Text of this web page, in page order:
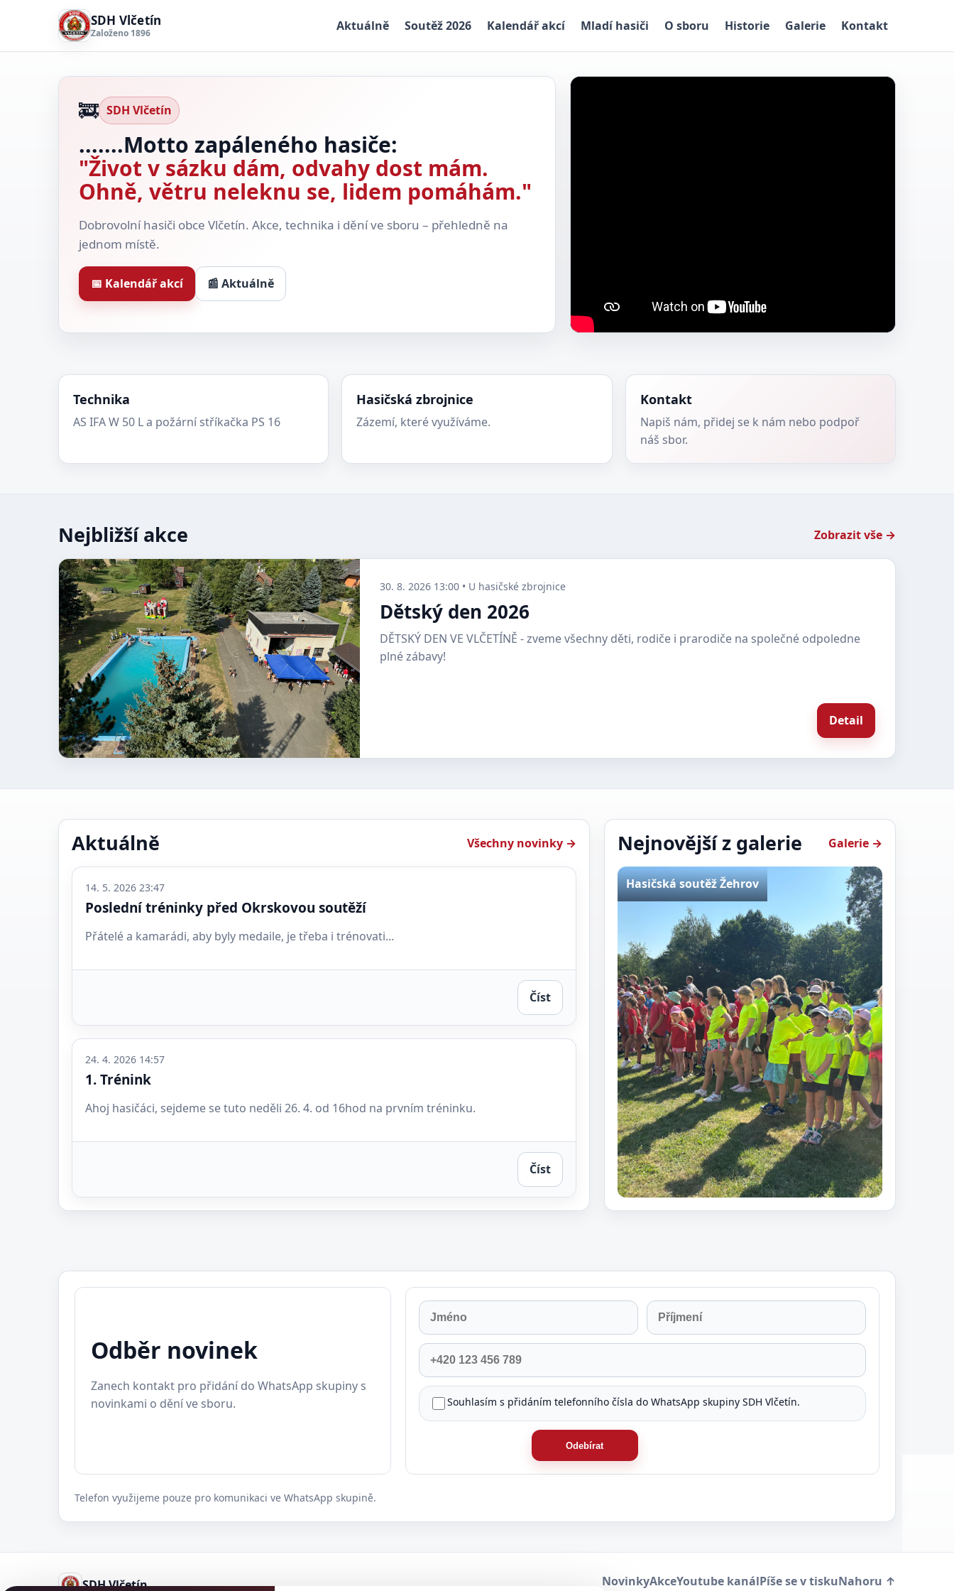
SDH Vlčetín
Založeno 1896 Aktuálně Soutěž 2026 Kalendář akcí Mladí hasiči O sboru Historie Galerie Kontakt
🚒 SDH Vlčetín
.......Motto zapáleného hasiče:
"Život v sázku dám, odvahy dost mám.
Ohně, větru neleknu se, lidem pomáhám."
Dobrovolní hasiči obce Vlčetín. Akce, technika i dění ve sboru – přehledně na
jednom místě.
📅 Kalendář akcí 📰 Aktuálně
Technika
AS IFA W 50 L a požární stříkačka PS 16
Hasičská zbrojnice
Zázemí, které využíváme.
Kontakt
Napiš nám, přidej se k nám nebo podpoř
náš sbor.
Nejbližší akce Zobrazit vše →
30. 8. 2026 13:00 • U hasičské zbrojnice
Dětský den 2026
DĚTSKÝ DEN VE VLČETÍNĚ - zveme všechny děti, rodiče i prarodiče na společné odpoledne
plné zábavy!
Detail
Aktuálně Všechny novinky →
14. 5. 2026 23:47
Poslední tréninky před Okrskovou soutěží
Přátelé a kamarádi, aby byly medaile, je třeba i trénovati...
Číst
24. 4. 2026 14:57
1. Trénink
Ahoj hasičáci, sejdeme se tuto neděli 26. 4. od 16hod na prvním tréninku.
Číst
Nejnovější z galerie Galerie →
Hasičská soutěž Žehrov
Odběr novinek
Zanech kontakt pro přidání do WhatsApp skupiny s
novinkami o dění ve sboru.
Jméno
Příjmení
Telefon
Souhlasím s přidáním telefonního čísla do WhatsApp skupiny SDH Vlčetín.
Odebírat
Telefon využijeme pouze pro komunikaci ve WhatsApp skupině.
SDH Vlčetín NovinkyAkceYoutube kanálPíše se v tiskuNahoru ↑